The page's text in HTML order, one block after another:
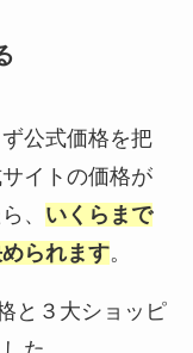
公式価格を把
イトの価格が
、 いくらまで
られます。
と３大ショッピ